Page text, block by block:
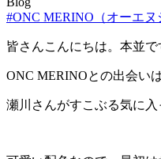
#ONC MERINO（オーエヌ
皆さんこんにちは。本並で
ONC MERINOとの出会い
瀬川さんがすこぶる気に